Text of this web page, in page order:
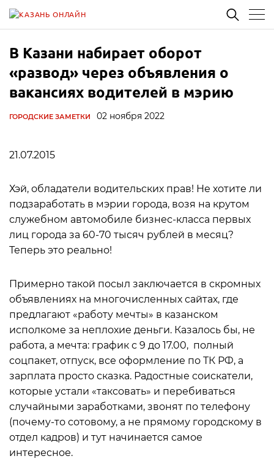
В Казани набирает оборот
«развод» через объявления о
вакансиях водителей в мэрию
ГОРОДСКИЕ ЗАМЕТКИ 02 ноября 2022
21.07.2015
Хэй, обладатели водительских прав! Не хотите ли
подзаработать в мэрии города, возя на крутом
служебном автомобиле бизнес-класса первых
лиц города за 60-70 тысяч рублей в месяц?
Теперь это реально!
Примерно такой посыл заключается в скромных
объявлениях на многочисленных сайтах, где
предлагают «работу мечты» в казанском
исполкоме за неплохие деньги. Казалось бы, не
работа, а мечта: график с 9 до 17.00, полный
соцпакет, отпуск, все оформление по ТК РФ, а
зарплата просто сказка. Радостные соискатели,
которые устали «таксовать» и перебиваться
случайными заработками, звонят по телефону
(почему-то сотовому, а не прямому городскому в
отдел кадров) и тут начинается самое
интересное.